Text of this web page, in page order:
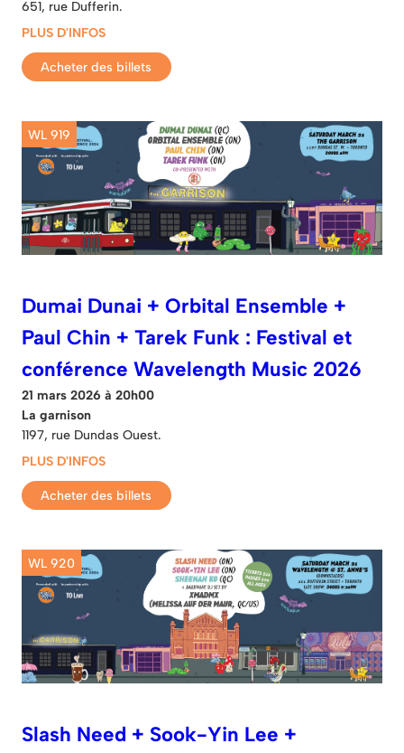
651, rue Dufferin.
PLUS D'INFOS
Acheter des billets
WL 919
Dumai Dunai + Orbital Ensemble +
Paul Chin + Tarek Funk : Festival et
conférence Wavelength Music 2026
21 mars 2026 à 20h00
La garnison
1197, rue Dundas Ouest.
PLUS D'INFOS
Acheter des billets
WL 920
Slash Need + Sook-Yin Lee +